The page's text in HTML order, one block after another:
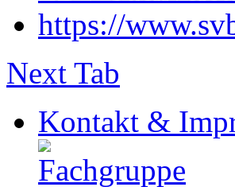
https://
Next Tab
Kontakt &